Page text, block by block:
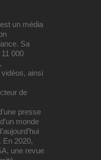
un média
Sa
000
ainsi
de
presse
monde
En 2020,
une revue